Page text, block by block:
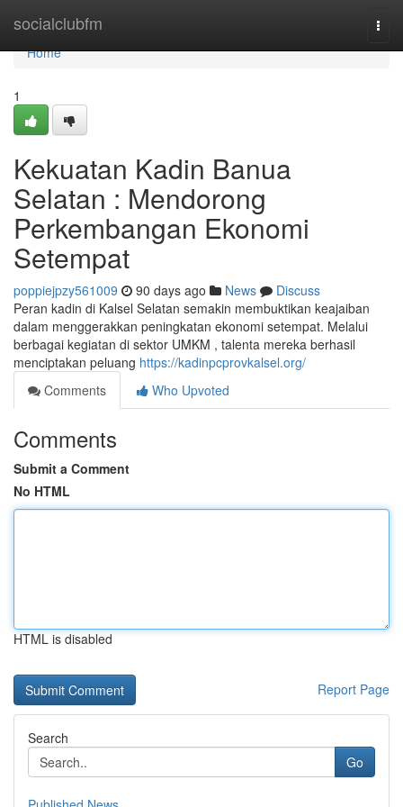
socialclubfm
Home
Home
1
Kekuatan Kadin Banua
Selatan : Mendorong
Perkembangan Ekonomi
Setempat
poppiejpzy561009 90 days ago News
Discuss
Peran kadin di Kalsel Selatan semakin membuktikan keajaiban
dalam menggerakkan peningkatan ekonomi setempat. Melalui
berbagai kegiatan di sektor UMKM , talenta mereka berhasil
menciptakan peluang https://kadinpcprovkalsel.org/
Comments
Who Upvoted
Comments
Submit a Comment
No HTML
HTML is disabled
Report Page
Search
Go